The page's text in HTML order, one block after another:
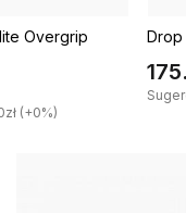
Overgrip
(+0%)
Drop